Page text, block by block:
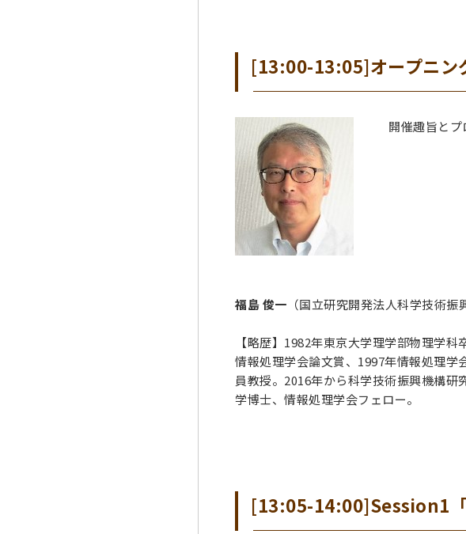
[13:00-13:05]オープニン
開催趣旨とプ
福島 俊一 （国立研究開発法人科学技術
【略歴】1982年東京大学理学部物理学
情報処理学会論文賞、1997年情報処理
員教授。2016年から科学技術振興機構
学博士、情報処理学会フェロー。
[13:05-14:00]Session1「